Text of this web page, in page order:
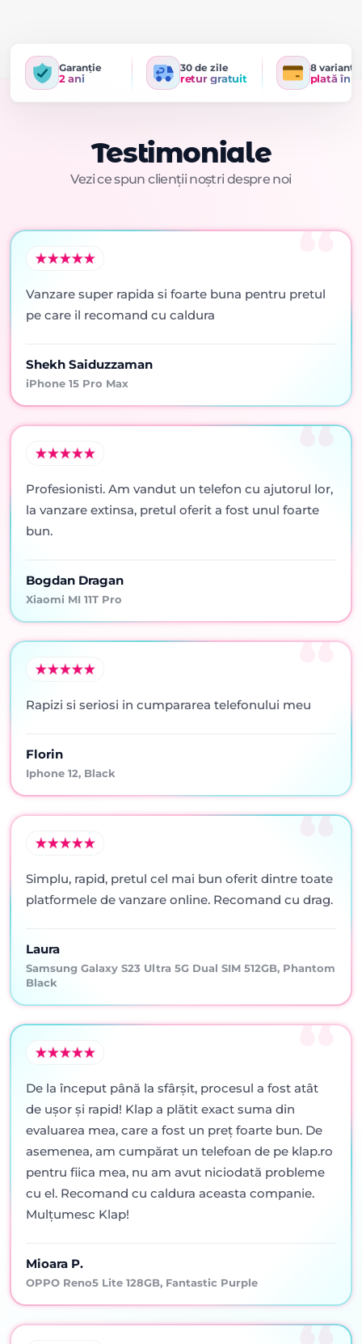
Garanție
2 ani
30 de zile
retur gratuit
8 variante
plată în
Testimoniale
Vezi ce spun clienții noștri despre noi
Vanzare super rapida si foarte buna pentru pretul
pe care il recomand cu caldura
Shekh Saiduzzaman
iPhone 15 Pro Max
Profesionisti. Am vandut un telefon cu ajutorul lor,
la vanzare extinsa, pretul oferit a fost unul foarte
bun.
Bogdan Dragan
Xiaomi MI 11T Pro
Rapizi si seriosi in cumpararea telefonului meu
Florin
Iphone 12, Black
Simplu, rapid, pretul cel mai bun oferit dintre toate
platformele de vanzare online. Recomand cu drag.
Laura
Samsung Galaxy S23 Ultra 5G Dual SIM 512GB, Phantom
Black
De la început până la sfârșit, procesul a fost atât
de ușor și rapid! Klap a plătit exact suma din
evaluarea mea, care a fost un preț foarte bun. De
asemenea, am cumpărat un telefoan de pe klap.ro
pentru fiica mea, nu am avut niciodată probleme
cu el. Recomand cu caldura aceasta companie.
Mulțumesc Klap!
Mioara P.
OPPO Reno5 Lite 128GB, Fantastic Purple